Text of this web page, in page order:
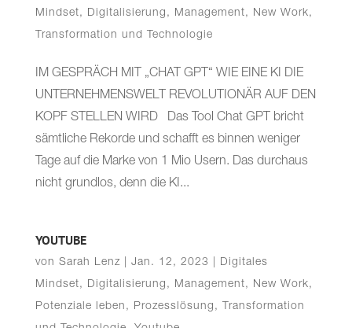
Mindset, Digitalisierung , Management, New Work,
Transformation und Technologie
IM GESPRÄCH MIT „CHAT GPT“ WIE EINE KI DIE
UNTERNEHMENSWELT REVOLUTIONÄR AUF DEN
KOPF STELLEN WIRD Das Tool Chat GPT bricht
sämtliche Rekorde und schafft es binnen weniger
Tage auf die Marke von 1 Mio Usern. Das durchaus
nicht grundlos, denn die KI...
YOUTUBE
von Sarah Lenz| Jan. 12, 2023
Digitales
Mindset, Digitalisierung , Management, New Work,
Potenziale leben , Prozesslösung ,
Transformation